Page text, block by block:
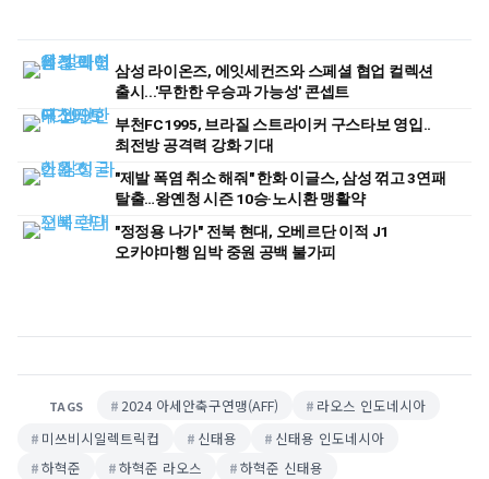
삼성 라이온즈, 에잇세컨즈와 스페셜 협업 컬렉션
출시...'무한한 우승과 가능성' 콘셉트
부천FC1995, 브라질 스트라이커 구스타보 영입..
최전방 공격력 강화 기대
"제발 폭염 취소 해줘" 한화 이글스, 삼성 꺾고 3연패
탈출…왕옌청 시즌 10승·노시환 맹활약
"정정용 나가" 전북 현대, 오베르단 이적 J1
오카야마행 임박 중원 공백 불가피
TAGS 2024 아세안축구연맹(AFF)
라오스 인도네시아
미쓰비시일렉트릭컵
신태용
신태용 인도네시아
하혁준
하혁준 라오스 하혁준 신태용